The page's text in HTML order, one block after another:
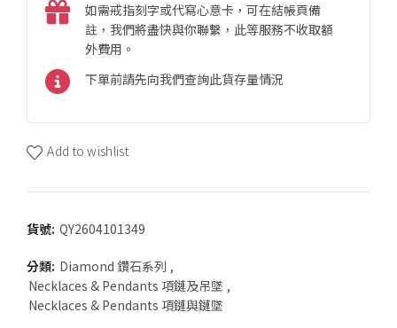
如需戒指刻字或代寫心意卡，可在結帳頁備
註，我們將盡快與你聯繫，此等服務不收取額
外費用。
下單前請先向我們查詢此貨存量情況
Add to wishlist
貨號: QY2604101349
分類: Diamond 鑽石系列 ,
Necklaces & Pendants 項鏈及吊墜 ,
Necklaces & Pendants 項鏈與鏈墜